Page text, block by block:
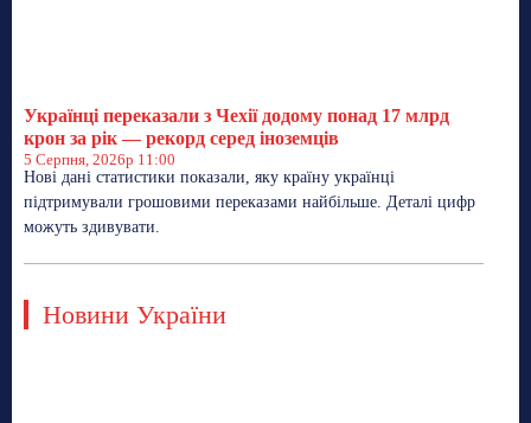
Українці переказали з Чехії додому понад 17 млрд
крон за рік — рекорд серед іноземців
5 Серпня, 2026р 11:00
Нові дані статистики показали, яку країну українці
підтримували грошовими переказами найбільше. Деталі цифр
можуть здивувати.
Новини України